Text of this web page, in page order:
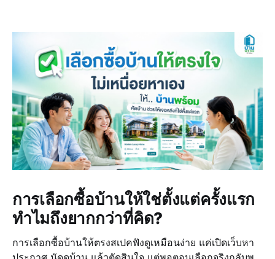
การเลือกซื้อบ้านให้ใช่ตั้งแต่ครั้งแรก
ทำไมถึงยากกว่าที่คิด?
การเลือกซื้อบ้านให้ตรงสเปคฟังดูเหมือนง่าย แค่เปิดเว็บหา